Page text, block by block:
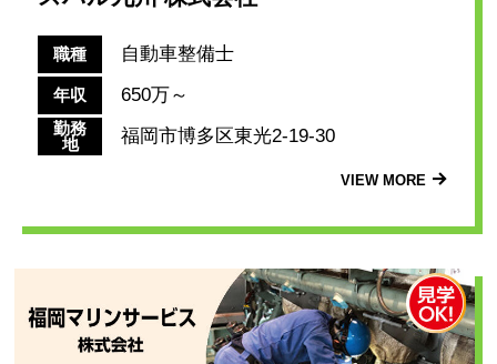
職種 自動車整備士
年収 650万～
勤務
地
福岡市博多区東光2-19-30
VIEW MORE